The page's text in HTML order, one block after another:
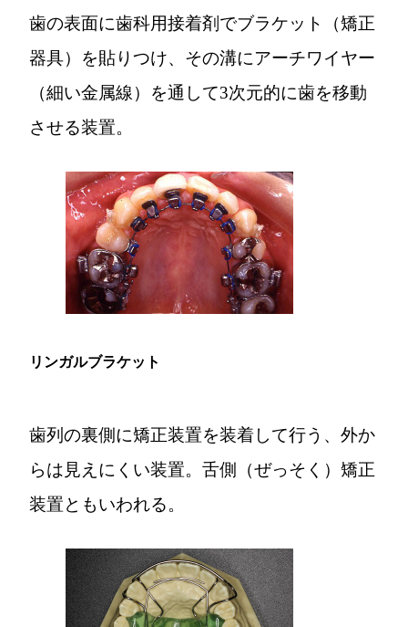
歯の表面に歯科用接着剤でブラケット（矯正
器具）を貼りつけ、その溝にアーチワイヤー
（細い金属線）を通して3次元的に歯を移動
させる装置。
リンガルブラケット
歯列の裏側に矯正装置を装着して行う、外か
らは見えにくい装置。舌側（ぜっそく）矯正
装置ともいわれる。